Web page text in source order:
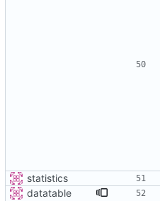
statistics
datatable